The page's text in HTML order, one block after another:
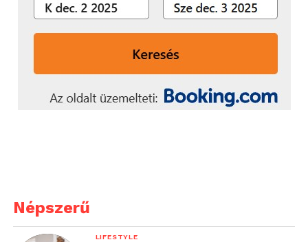
Népszerű
LIFESTYLE